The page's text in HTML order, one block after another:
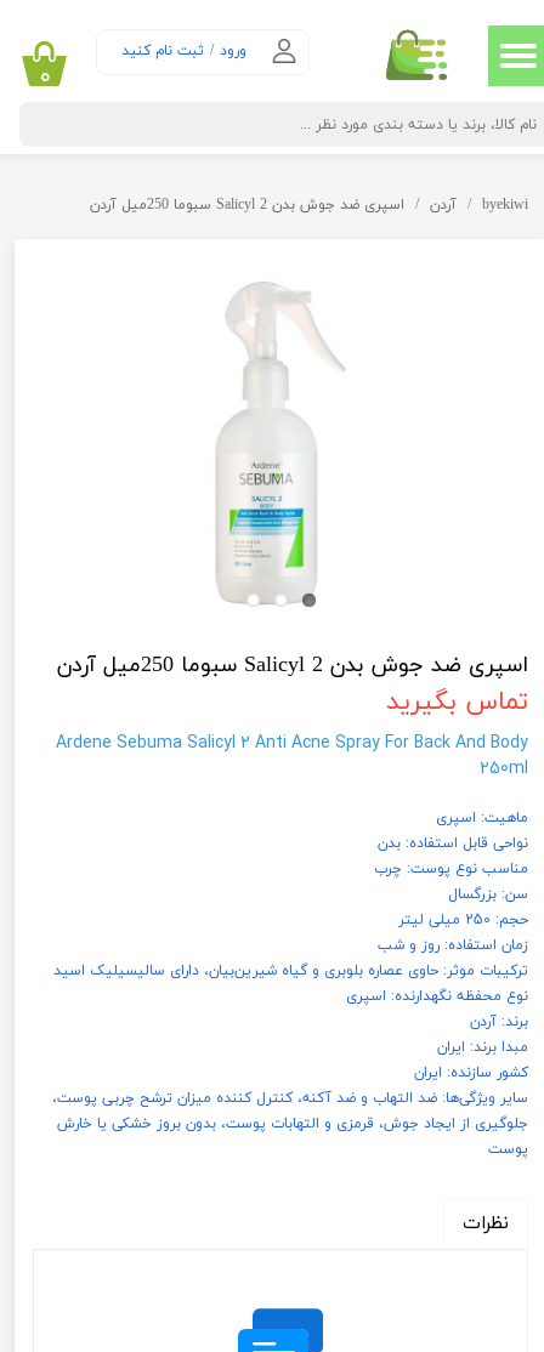
ورود / ثبت نام کنید
حساب کاربری من
خروج از حساب کاربری
۰
byekiwi آردن اسپری ضد جوش بدن Salicyl 2 سبوما 250میل آردن
اسپری ضد جوش بدن Salicyl 2 سبوما 250میل آردن
تماس بگیرید
Ardene Sebuma Salicyl 2 Anti Acne Spray For Back And Body
250ml
ماهیت: اسپری
نواحی قابل استفاده: بدن
مناسب نوع پوست: چرب
سن: بزرگسال
حجم: 250 میلی لیتر
زمان استفاده: روز و شب
ترکیبات موثر: حاوی عصاره بلوبری و گیاه شیرین‌بیان، دارای سالیسیلیک اسید
نوع محفظه نگهدارنده: اسپری
برند: آردن
مبدا برند: ایران
کشور سازنده: ایران
سایر ویژگی‌ها: ضد التهاب و ضد آکنه، کنترل کننده میزان ترشح چربی پوست،
جلوگیری از ایجاد جوش، قرمزی و التهابات پوست، بدون بروز خشکی یا خارش
پوست
نظرات